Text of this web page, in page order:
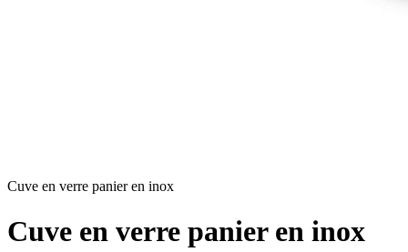
Cuve en verre panier en inox
Cuve en verre panier en inox